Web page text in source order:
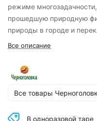
режиме
прошедшую природную
природы в городе и
состояние, в котором
Все описание
Все товары
В одноразовой таре